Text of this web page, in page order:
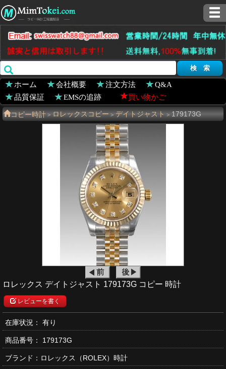
ホーム 会社概要 注文方法
Q&A
品質保証
EMSの追跡 買い物かご
コピー時計 > ロレックスコピー > デイトジャスト > 179173G
ロレックス デイトジャスト 179173G コピー 時計
レビューを書く
在庫状況： 有り
商品番号： 179173G
ブランド： ロレックス （ROLEX）時計